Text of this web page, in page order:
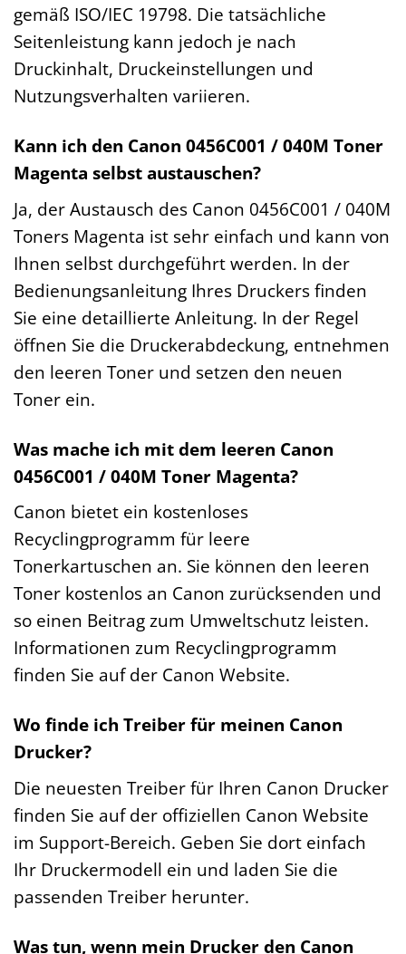
gemäß ISO/IEC 19798. Die tatsächliche
Seitenleistung kann jedoch je nach
Druckinhalt, Druckeinstellungen und
Nutzungsverhalten variieren.
Kann ich den Canon 0456C001 / 040M Toner
Magenta selbst austauschen?
Ja, der Austausch des Canon 0456C001 / 040M
Toners Magenta ist sehr einfach und kann von
Ihnen selbst durchgeführt werden. In der
Bedienungsanleitung Ihres Druckers finden
Sie eine detaillierte Anleitung. In der Regel
öffnen Sie die Druckerabdeckung, entnehmen
den leeren Toner und setzen den neuen
Toner ein.
Was mache ich mit dem leeren Canon
0456C001 / 040M Toner Magenta?
Canon bietet ein kostenloses
Recyclingprogramm für leere
Tonerkartuschen an. Sie können den leeren
Toner kostenlos an Canon zurücksenden und
so einen Beitrag zum Umweltschutz leisten.
Informationen zum Recyclingprogramm
finden Sie auf der Canon Website.
Wo finde ich Treiber für meinen Canon
Drucker?
Die neuesten Treiber für Ihren Canon Drucker
finden Sie auf der offiziellen Canon Website
im Support-Bereich. Geben Sie dort einfach
Ihr Druckermodell ein und laden Sie die
passenden Treiber herunter.
Was tun, wenn mein Drucker den Canon